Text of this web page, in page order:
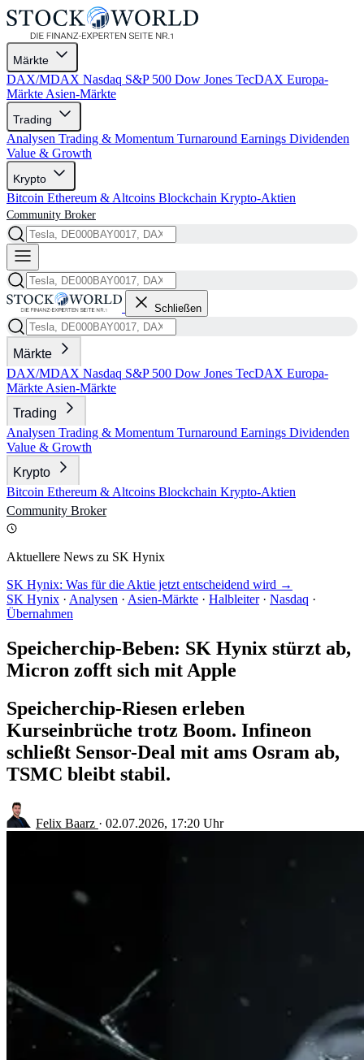
Märkte
DAX/MDAX Nasdaq S&P 500 Dow Jones TecDAX Europa-
Märkte Asien-Märkte
Trading
Analysen Trading & Momentum Turnaround Earnings Dividenden
Value & Growth
Krypto
Bitcoin Ethereum & Altcoins Blockchain Krypto-Aktien
Community Broker
Schließen
Märkte
DAX/MDAX Nasdaq S&P 500 Dow Jones TecDAX Europa-
Märkte Asien-Märkte
Trading
Analysen Trading & Momentum Turnaround Earnings Dividenden
Value & Growth
Krypto
Bitcoin Ethereum & Altcoins Blockchain Krypto-Aktien
Community Broker
Aktuellere News zu SK Hynix
SK Hynix: Was für die Aktie jetzt entscheidend wird →
SK Hynix · Analysen · Asien-Märkte · Halbleiter · Nasdaq ·
Übernahmen
Speicherchip-Beben: SK Hynix stürzt ab,
Micron zofft sich mit Apple
Speicherchip-Riesen erleben
Kurseinbrüche trotz Boom. Infineon
schließt Sensor-Deal mit ams Osram ab,
TSMC bleibt stabil.
Felix Baarz · 02.07.2026, 17:20 Uhr